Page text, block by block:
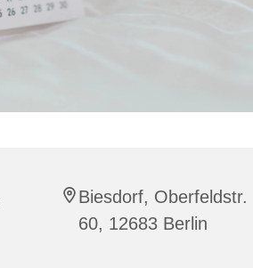
Biesdorf, Oberfeldstr.
60, 12683 Berlin